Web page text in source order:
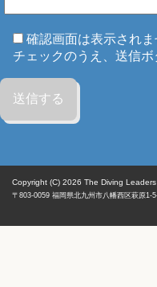
確認画面は表示され
チェックのうえ、送信ボ
Copyright (C) 2026 The Diving
〒803-0059 福岡県北九州市八幡西区萩原1-